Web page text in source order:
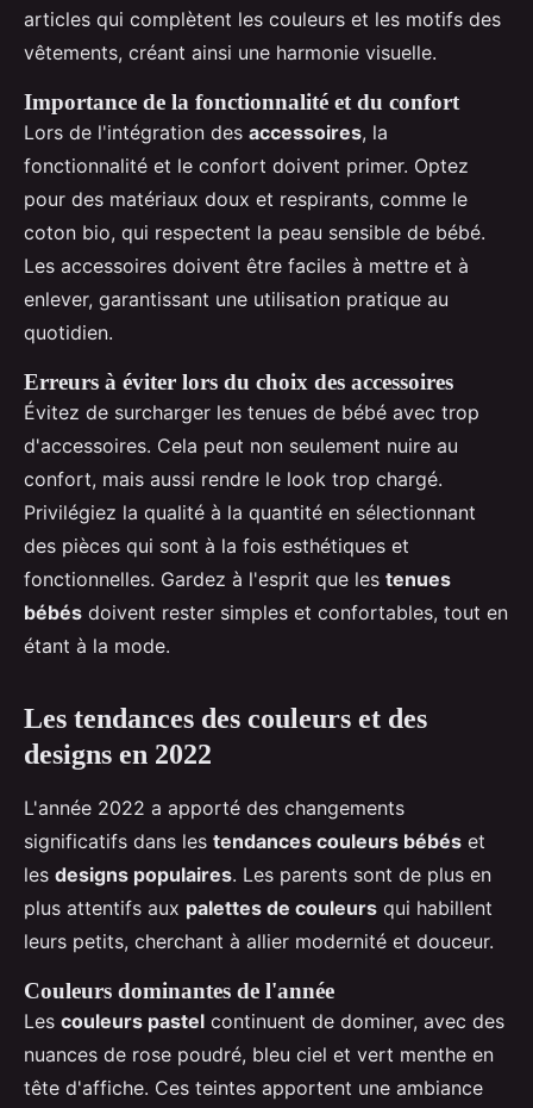
articles qui complètent les couleurs et les motifs des
vêtements, créant ainsi une harmonie visuelle.
Importance de la fonctionnalité et du confort
Lors de l'intégration des accessoires, la
fonctionnalité et le confort doivent primer. Optez
pour des matériaux doux et respirants, comme le
coton bio, qui respectent la peau sensible de bébé.
Les accessoires doivent être faciles à mettre et à
enlever, garantissant une utilisation pratique au
quotidien.
Erreurs à éviter lors du choix des accessoires
Évitez de surcharger les tenues de bébé avec trop
d'accessoires. Cela peut non seulement nuire au
confort, mais aussi rendre le look trop chargé.
Privilégiez la qualité à la quantité en sélectionnant
des pièces qui sont à la fois esthétiques et
fonctionnelles. Gardez à l'esprit que les tenues
bébés doivent rester simples et confortables, tout en
étant à la mode.
Les tendances des couleurs et des
designs en 2022
L'année 2022 a apporté des changements
significatifs dans les tendances couleurs bébés et
les designs populaires. Les parents sont de plus en
plus attentifs aux palettes de couleurs qui habillent
leurs petits, cherchant à allier modernité et douceur.
Couleurs dominantes de l'année
Les couleurs pastel continuent de dominer, avec des
nuances de rose poudré, bleu ciel et vert menthe en
tête d'affiche. Ces teintes apportent une ambiance